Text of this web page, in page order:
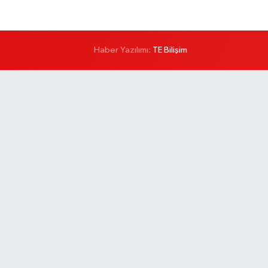
Haber Yazılımı: TE Bilişim